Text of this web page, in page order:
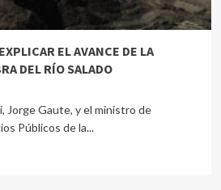
EL AVANCE DE LA
DEL RÍO SALADO
Jorge Gaute, y el ministro de
Públicos de la...